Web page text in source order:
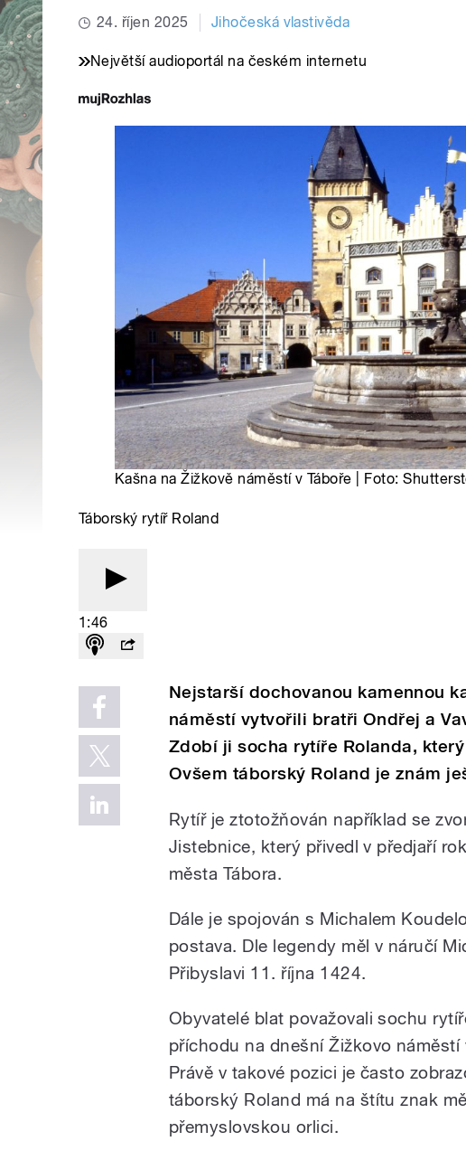
24. říjen 2025 Jihočeská vlastivěda
Největší audioportál na českém internetu
Kašna na Žižkově náměstí v Táboře | Foto:
Táborský rytíř Roland
1:46
Nejstarší dochovanou kamennou
náměstí vytvořili bratři Ondřej a
Zdobí ji socha rytíře Rolanda,
Ovšem táborský Roland je znám
Rytíř je ztotožňován například se
Jistebnice, který přivedl v předjaří
města Tábora.
Dále je spojován s Michalem
postava. Dle legendy měl v náručí
Přibyslavi 11. října 1424.
Obyvatelé blat považovali sochu
příchodu na dnešní Žižkovo
Právě v takové pozici je často
táborský Roland má na štítu znak
přemyslovskou orlici.